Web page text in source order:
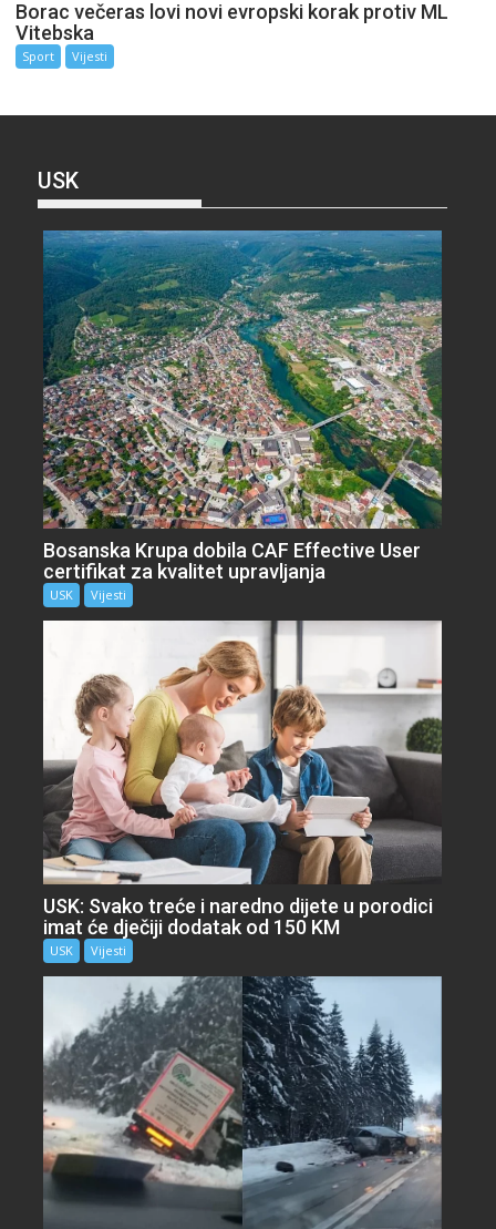
Borac večeras lovi novi evropski korak protiv ML
Vitebska
Sport Vijesti
USK
Bosanska Krupa dobila CAF Effective User
certifikat za kvalitet upravljanja
USK Vijesti
USK: Svako treće i naredno dijete u porodici
imat će dječiji dodatak od 150 KM
USK Vijesti